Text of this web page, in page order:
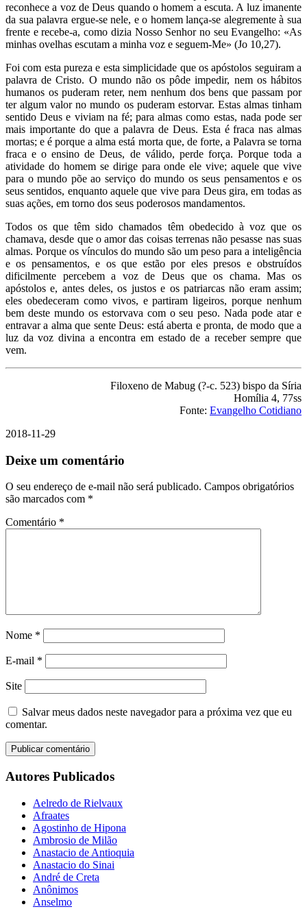
reconhece a voz de Deus quando o homem a escuta. A luz imanente
da sua palavra ergue-se nele, e o homem lança-se alegremente à sua
frente e recebe-a, como dizia Nosso Senhor no seu Evangelho: «As
minhas ovelhas escutam a minha voz e seguem-Me» (Jo 10,27).
Foi com esta pureza e esta simplicidade que os apóstolos seguiram a
palavra de Cristo. O mundo não os pôde impedir, nem os hábitos
humanos os puderam reter, nem nenhum dos bens que passam por
ter algum valor no mundo os puderam estorvar. Estas almas tinham
sentido Deus e viviam na fé; para almas como estas, nada pode ser
mais importante do que a palavra de Deus. Esta é fraca nas almas
mortas; e é porque a alma está morta que, de forte, a Palavra se torna
fraca e o ensino de Deus, de válido, perde força. Porque toda a
atividade do homem se dirige para onde ele vive; aquele que vive
para o mundo põe ao serviço do mundo os seus pensamentos e os
seus sentidos, enquanto aquele que vive para Deus gira, em todas as
suas ações, em torno dos seus poderosos mandamentos.
Todos os que têm sido chamados têm obedecido à voz que os
chamava, desde que o amor das coisas terrenas não pesasse nas suas
almas. Porque os vínculos do mundo são um peso para a inteligência
e os pensamentos, e os que estão por eles presos e obstruídos
dificilmente percebem a voz de Deus que os chama. Mas os
apóstolos e, antes deles, os justos e os patriarcas não eram assim;
eles obedeceram como vivos, e partiram ligeiros, porque nenhum
bem deste mundo os estorvava com o seu peso. Nada pode atar e
entravar a alma que sente Deus: está aberta e pronta, de modo que a
luz da voz divina a encontra em estado de a receber sempre que
vem.
Filoxeno de Mabug (?-c. 523) bispo da Síria
Homília 4, 77ss
Fonte: Evangelho Cotidiano
2018-11-29
Deixe um comentário
O seu endereço de e-mail não será publicado. Campos obrigatórios
são marcados com *
Comentário *
Nome *
E-mail *
Site
Salvar meus dados neste navegador para a próxima vez que eu
comentar.
Autores Publicados
Aelredo de Rielvaux
Afraates
Agostinho de Hipona
Ambrosio de Milão
Anastacio de Antioquia
Anastacio do Sinai
André de Creta
Anônimos
Anselmo